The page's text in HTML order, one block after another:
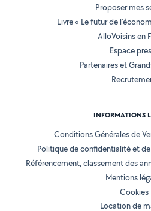
Proposer mes
Livre « Le futur de
AlloVoisins en
Espace
Partenaires et
INFORMATIONS
Conditions Générales de
Politique de confidentialité et
Référencement, classement des
Mentions
Cookies
Location de